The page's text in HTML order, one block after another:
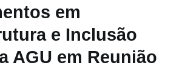
em
e Inclusão
AGU em Reunião